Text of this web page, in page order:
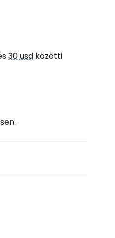
30 usd közötti